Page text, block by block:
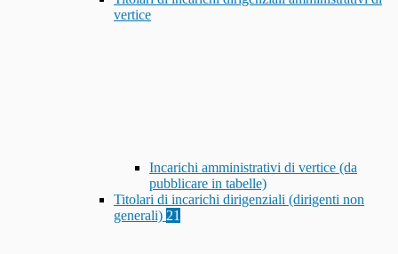
vertice
Incarichi amministrativi di vertice (da
pubblicare in tabelle)
Titolari di incarichi dirigenziali (dirigenti non
generali) 21